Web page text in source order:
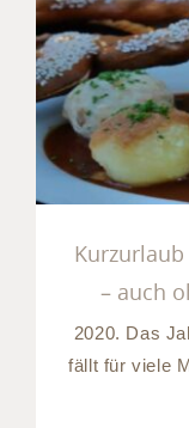
ohne
– auch
2020. Das
fällt für viele